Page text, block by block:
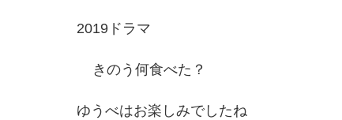
2019ドラマ
きのう何食べた？
ゆうべはお楽しみでしたね